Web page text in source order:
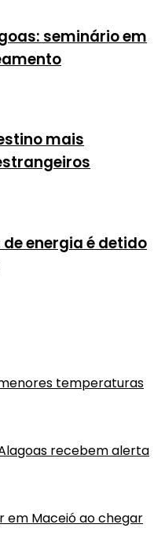
seminário em
mais
energia é detido
temperaturas
recebem alerta
em Maceió ao chegar